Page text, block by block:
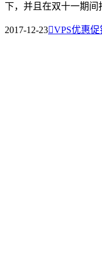
下，并且在双十一期间
2017-12-23VPS优惠促